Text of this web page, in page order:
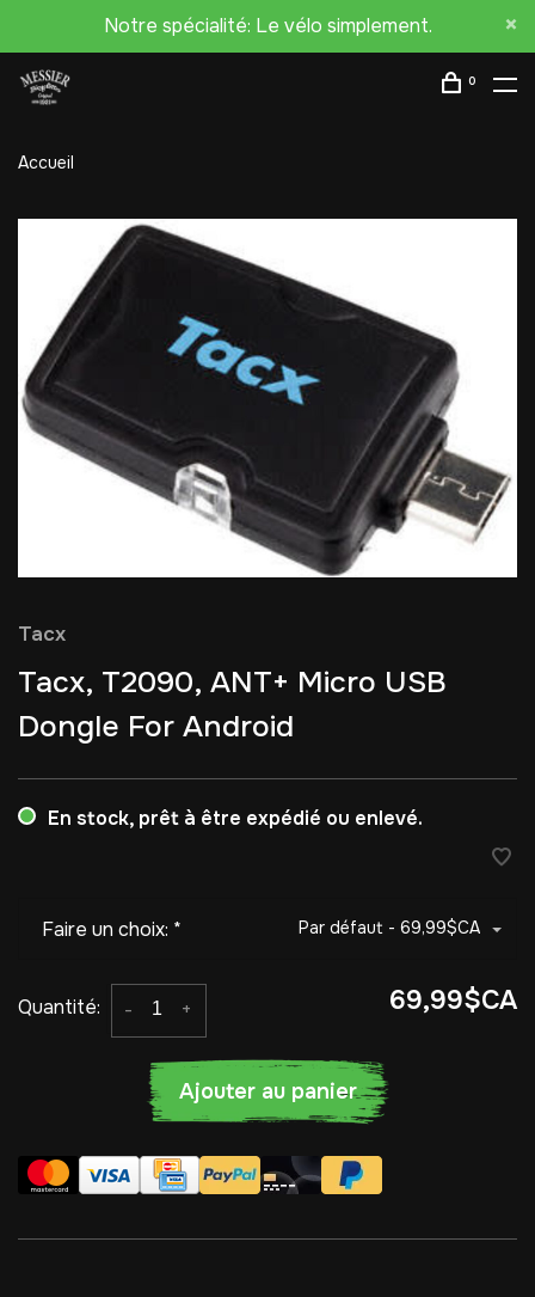
Notre spécialité: Le vélo simplement.
0
Accueil
Tacx
Tacx, T2090, ANT+ Micro USB
Dongle For Android
En stock, prêt à être expédié ou enlevé.
Faire un choix: * Par défaut - 69,99$CA
Quantité: +
- 69,99$CA
Ajouter au panier